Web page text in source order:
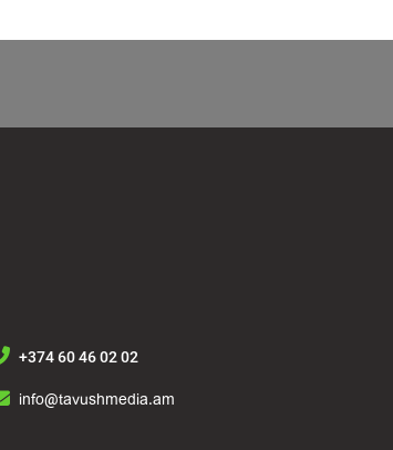
+374 60 46 02 02
info@tavushmedia.am